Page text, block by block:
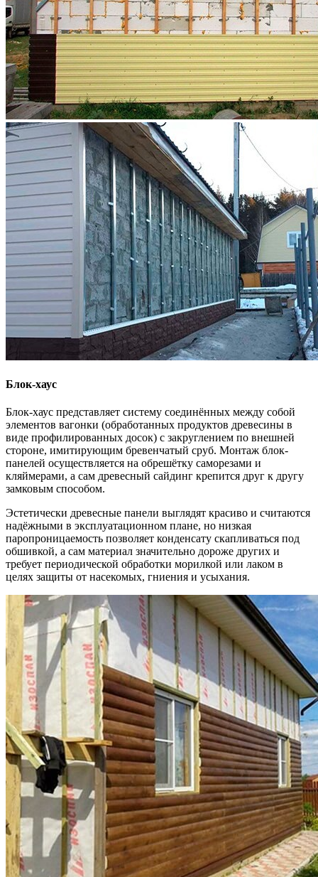
Блок-хаус
Блок-хаус представляет систему соединённых между собой
элементов вагонки (обработанных продуктов древесины в
виде профилированных досок) с закруглением по внешней
стороне, имитирующим бревенчатый сруб. Монтаж блок-
панелей осуществляется на обрешётку саморезами и
кляймерами, а сам древесный сайдинг крепится друг к другу
замковым способом.
Эстетически древесные панели выглядят красиво и считаются
надёжными в эксплуатационном плане, но низкая
паропроницаемость позволяет конденсату скапливаться под
обшивкой, а сам материал значительно дороже других и
требует периодической обработки морилкой или лаком в
целях защиты от насекомых, гниения и усыхания.